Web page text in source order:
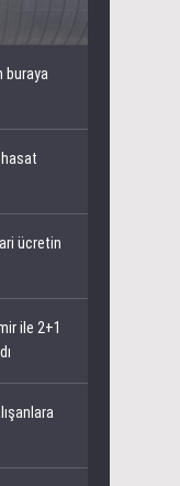
buraya
hasat
ücretin
ile 2+1